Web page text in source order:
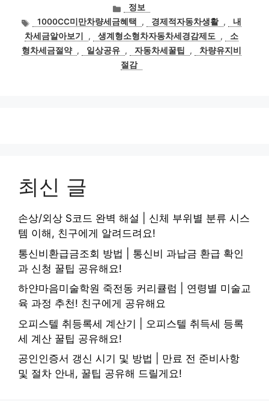
카
테
고
리
정보
태
그
1000CC미만차량세금혜택 , 경제적자동차생활 ,
내
차세금알아보기
, 생계형소형차자동차세경감제도 ,
소
형차세금절약 , 일상공유 , 자동차세꿀팁 ,
차량유지비
절감
최신 글
손상/외상 S코드 완벽 해설 | 신체 부위별 분류 시스
템 이해, 친구에게 알려드려요!
통신비환급금조회 방법 | 통신비 과납금 환급 확인
과 신청 꿀팁 공유해요!
하얀마음미술학원 죽전동 커리큘럼 | 연령별 미술교
육 과정 추천! 친구에게 공유해요
오피스텔 취등록세 계산기 | 오피스텔 취득세 등록
세 계산 꿀팁 공유해요!
공인인증서 갱신 시기 및 방법 | 만료 전 준비사항
및 절차 안내, 꿀팁 공유해 드릴게요!